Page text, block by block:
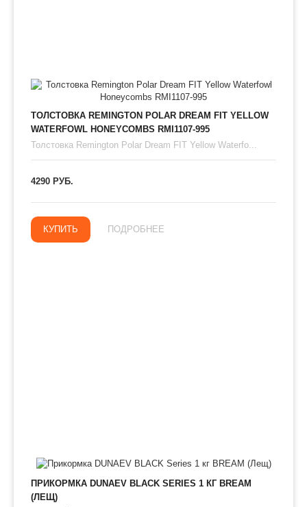
ТОЛСТОВКА REMINGTON POLAR DREAM FIT YELLOW
WATERFOWL HONEYCOMBS RMI1107-995
Толстовка Remington Polar Dream FIT Yellow Waterfo...
4290 РУБ.
КУПИТЬ ПОДРОБНЕЕ
ПРИКОРМКА DUNAEV BLACK SERIES 1 КГ BREAM
(ЛЕЩ)